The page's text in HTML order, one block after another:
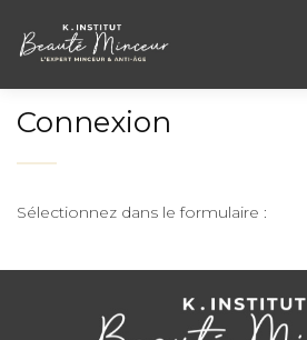
contenu
Connexion
Sélectionnez dans le formulaire :